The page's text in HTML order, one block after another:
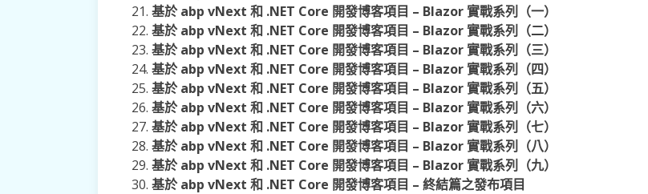
基於 abp vNext 和 .NET Core 開發博客項目 – Blazor 實戰系列（一）
基於 abp vNext 和 .NET Core 開發博客項目 – Blazor 實戰系列（二）
基於 abp vNext 和 .NET Core 開發博客項目 – Blazor 實戰系列（三）
基於 abp vNext 和 .NET Core 開發博客項目 – Blazor 實戰系列（四）
基於 abp vNext 和 .NET Core 開發博客項目 – Blazor 實戰系列（五）
基於 abp vNext 和 .NET Core 開發博客項目 – Blazor 實戰系列（六）
基於 abp vNext 和 .NET Core 開發博客項目 – Blazor 實戰系列（七）
基於 abp vNext 和 .NET Core 開發博客項目 – Blazor 實戰系列（八）
基於 abp vNext 和 .NET Core 開發博客項目 – Blazor 實戰系列（九）
基於 abp vNext 和 .NET Core 開發博客項目 – 終結篇之發布項目